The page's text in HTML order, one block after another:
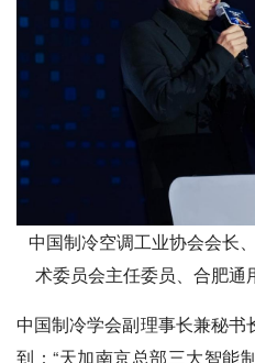
中国制冷空调工业协会会长
术委员会主任委员、合肥
中国制冷学会副理事长兼秘
到：“天加南京总部三大智能